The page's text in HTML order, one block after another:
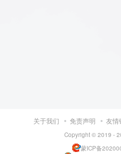
关于我们 免责声明 友情
Copyright © 2019 -
蒙ICP备